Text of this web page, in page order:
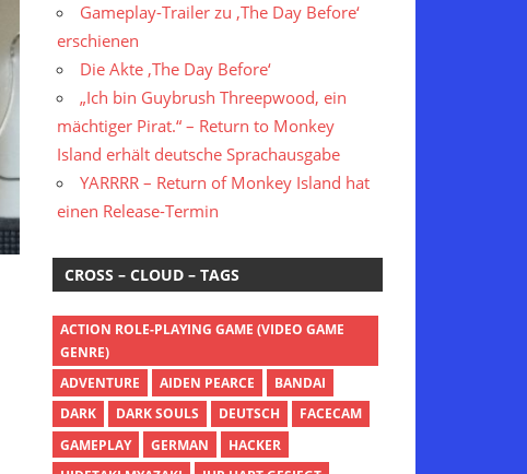
Gameplay-Trailer zu ‚The Day Before‘
erschienen
Die Akte ‚The Day Before‘
„Ich bin Guybrush Threepwood, ein
mächtiger Pirat.“ – Return to Monkey
Island erhält deutsche Sprachausgabe
YARRRR – Return of Monkey Island hat
einen Release-Termin
CROSS – CLOUD – TAGS
ACTION ROLE-PLAYING GAME (VIDEO GAME
GENRE)
ADVENTURE
AIDEN PEARCE
BANDAI
DARK
DARK SOULS DEUTSCH
FACECAM
GAMEPLAY
GERMAN
HACKER